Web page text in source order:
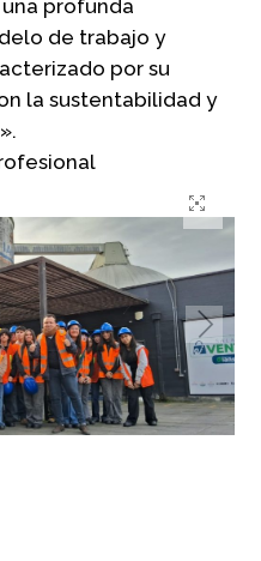
profunda
de trabajo y
por su
la sustentabilidad y